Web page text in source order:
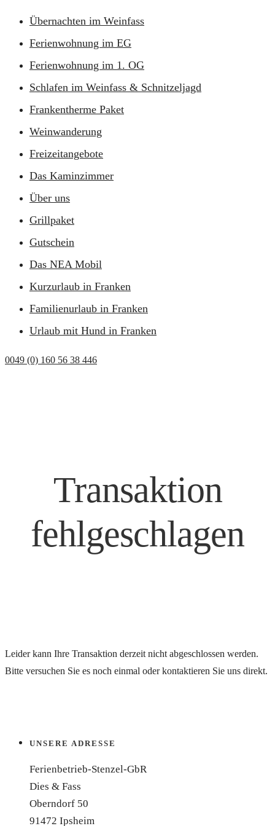
Übernachten im Weinfass
Ferienwohnung im EG
Ferienwohnung im 1. OG
Schlafen im Weinfass & Schnitzeljagd
Frankentherme Paket
Weinwanderung
Freizeitangebote
Das Kaminzimmer
Über uns
Grillpaket
Gutschein
Das NEA Mobil
Kurzurlaub in Franken
Familienurlaub in Franken
Urlaub mit Hund in Franken
0049 (0) 160 56 38 446
Transaktion
fehlgeschlagen
Leider kann Ihre Transaktion derzeit nicht abgeschlossen werden.
Bitte versuchen Sie es noch einmal oder kontaktieren Sie uns direkt.
UNSERE ADRESSE
Ferienbetrieb-Stenzel-GbR
Dies & Fass
Oberndorf 50
91472 Ipsheim